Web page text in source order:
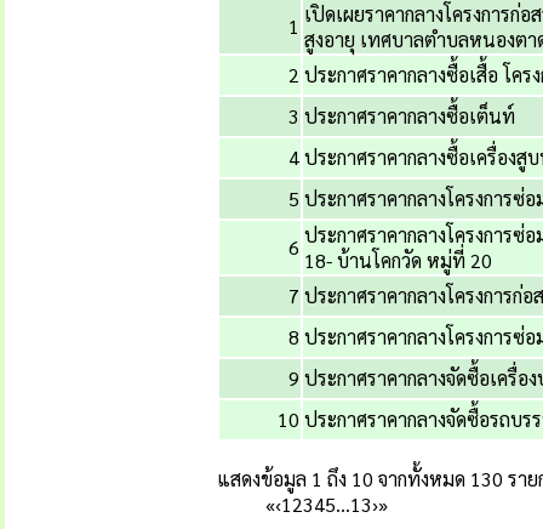
1 เปิดเผยราคากลางโครงการ
สูงอายุ เทศบาลตำบลหนองตา
2 ประกาศราคากลางซื้อเสื้อ โค
3 ประกาศราคากลางซื้อเต็นท์
4ประกาศราคากลางซื้อเครื่องสู
5 ประกาศราคากลางโครงการ
6 ประกาศราคากลางโครงการ
18- บ้านโคกวัด หมู่ที่ 20
7 ประกาศราคากลางโครงการ
8 ประกาศราคากลางโครงการ
9 ประกาศราคากลางจัดซื้อเครื่อ
10 ประกาศราคากลางจัดซื้อรถบร
แสดงข้อมูล 1 ถึง 10 จากทั้งหมด 130 ราย
«‹12345…13›»